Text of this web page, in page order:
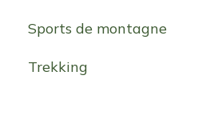
Sports de montagne
Trekking